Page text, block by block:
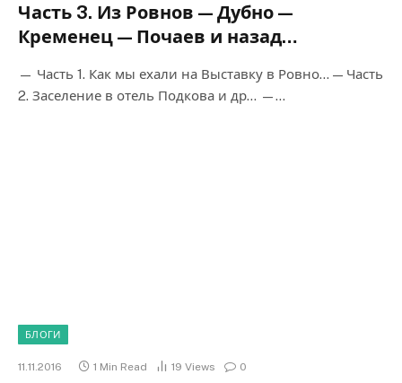
Часть 3. Из Ровнов — Дубно —
Кременец — Почаев и назад…
— Часть 1. Как мы ехали на Выставку в Ровно… — Часть
2. Заселение в отель Подкова и др… —…
БЛОГИ
11.11.2016 1 Min Read 19 Views 0